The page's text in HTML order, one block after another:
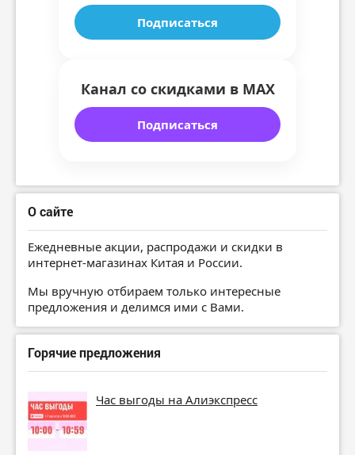
Подписаться
Канал со скидками в MAX
Подписаться
О сайте
Ежедневные акции, распродажи и скидки в
интернет-магазинах Китая и России.
Мы вручную отбираем только интересные
предложения и делимся ими с Вами.
Горячие предложения
Час выгоды на Алиэкспресс